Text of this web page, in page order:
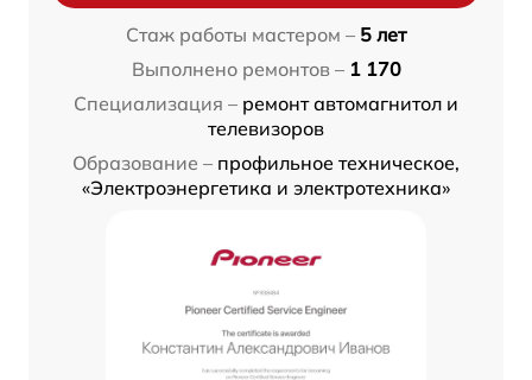
Стаж работы мастером – 5 лет
Выполнено ремонтов – 1 170
Специализация – ремонт автомагнитол и
телевизоров
Образование – профильное техническое,
«Электроэнергетика и электротехника»